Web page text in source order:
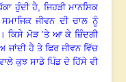
ਹੁੰਦੀ ਹੈ, ਜਿਹੜੀ ਮਾਨਸਿਕ
ਜੀਵਨ ਦੀ ਚਾਲ ਨੂੰ
ਕਿਸੇ ਮੋੜ ’ਤੇ ਆ ਕੇ ਜ਼ਿੰਦਗੀ
ਜਾਂਦੀ ਹੈ ਤੇ ਫਿਰ ਜੀਵਨ ਵਿੱਚ
ਕੁਝ ਸਾਡੇ ਪਿੰਡ ਦੇ ਹਿੱਸੇ ਵੀ